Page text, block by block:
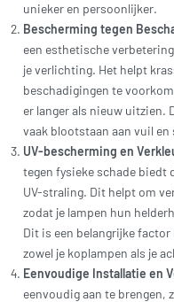
unieker en persoonlijker.
Bescherming tegen
een esthetische
je verlichting. Het helpt
beschadigingen te
er langer als nieuw
vaak blootstaan aan vuil en
UV-bescherming en
tegen fysieke schade biedt
UV-straling. Dit helpt om
zodat je lampen hun
Dit is een belangrijke
zowel je koplampen als je
Eenvoudige Installatie en
eenvoudig aan te brengen,